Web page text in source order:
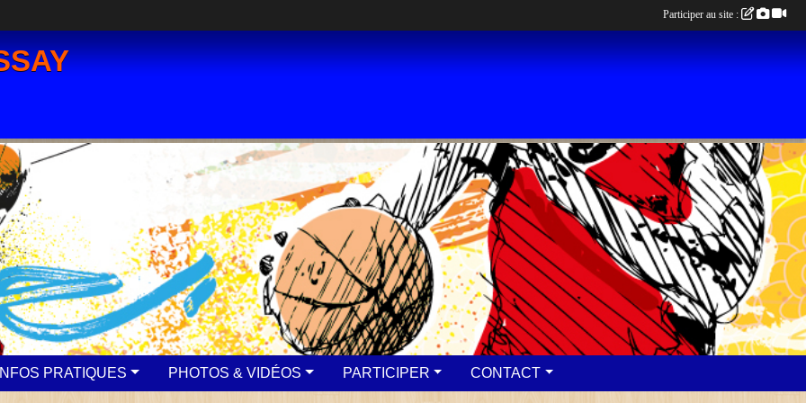
INFOS PRATIQUES PHOTOS & VIDÉOS PARTICIPER CONTACT
Participer au site :